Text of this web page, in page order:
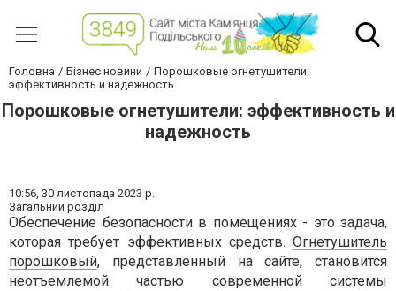
Головна Бізнес новини
Порошковые огнетушители:
эффективность и надежность
Порошковые огнетушители: эффективность и
надежность
10:56, 30 листопада 2023 р.
Загальний розділ
Обеспечение безопасности в помещениях - это задача,
которая требует эффективных средств. Огнетушитель
порошковый, представленный на сайте, становится
неотъемлемой частью современной системы